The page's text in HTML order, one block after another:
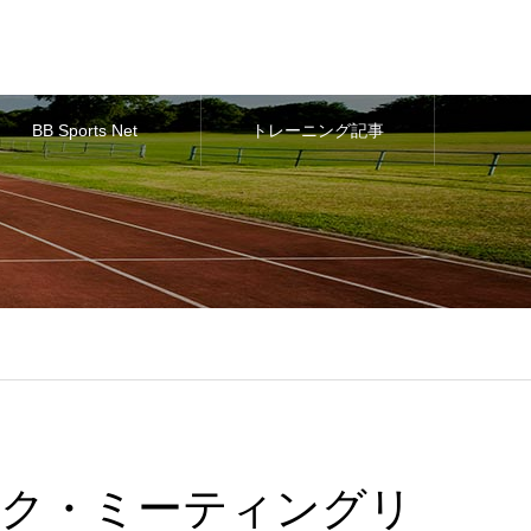
BB Sports Net トレーニング記事
・ミーティングリ